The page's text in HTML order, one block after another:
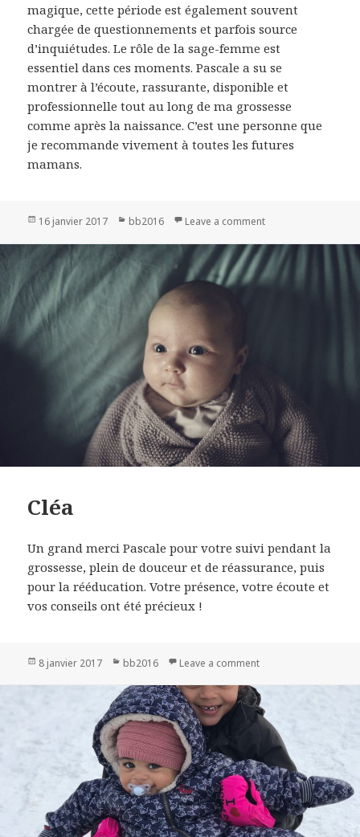
magique, cette période est également souvent
chargée de questionnements et parfois source
d’inquiétudes. Le rôle de la sage-femme est
essentiel dans ces moments. Pascale a su se
montrer à l’écoute, rassurante, disponible et
professionnelle tout au long de ma grossesse
comme après la naissance. C’est une personne que
je recommande vivement à toutes les futures
mamans.
Publié
16 janvier 2017 Catégories
bb2016 Leave a comment
Cléa
Un grand merci Pascale pour votre suivi pendant la
grossesse, plein de douceur et de réassurance, puis
pour la rééducation. Votre présence, votre écoute et
vos conseils ont été précieux !
Publié
8 janvier 2017 Catégories
bb2016 Leave a comment